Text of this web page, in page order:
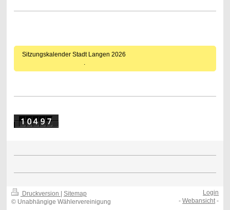
Sitzungskalender Stadt Langen 2026
.
Druckversion
Sitemap
© Unabhängige Wählervereinigung
Login
-Webansicht-